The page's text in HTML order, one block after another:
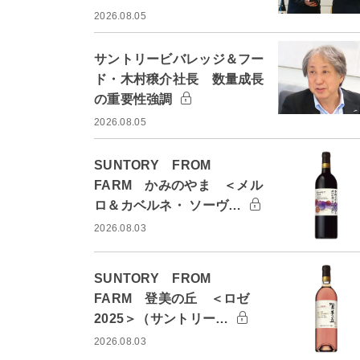
2026.08.05
サントリービバレッジ＆フー
ド・木村穣介社長 数量成長
の重要性強調
2026.08.05
SUNTORY FROM
FARM かみのやま ＜メル
ロ＆カベルネ・ ソーヴ…
2026.08.03
SUNTORY FROM
FARM 登美の丘 ＜ロゼ
2025＞（サントリー…
2026.08.03